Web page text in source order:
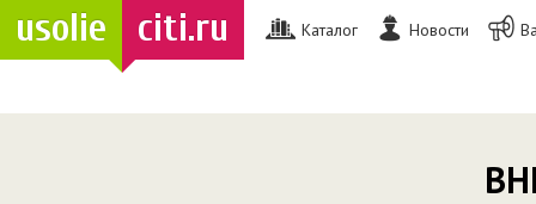
usolie citi.ru Каталог Новости